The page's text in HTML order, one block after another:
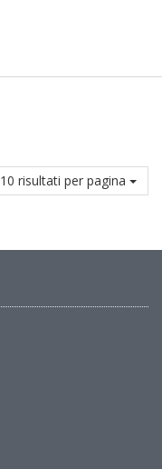
10 risultati per pagina